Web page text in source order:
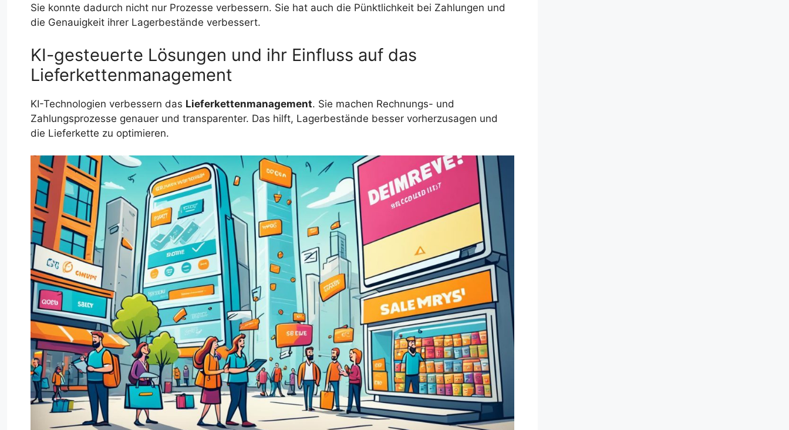
Sie konnte dadurch nicht nur Prozesse verbessern. Sie hat auch die Pünktlichkeit bei Zahlungen und
die Genauigkeit ihrer Lagerbestände verbessert.
KI-gesteuerte Lösungen und ihr Einfluss auf das
Lieferkettenmanagement
KI-Technologien verbessern das Lieferkettenmanagement. Sie machen Rechnungs- und
Zahlungsprozesse genauer und transparenter. Das hilft, Lagerbestände besser vorherzusagen und
die Lieferkette zu optimieren.